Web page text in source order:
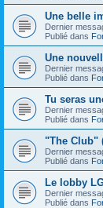
Une belle
Dernier
Publié dans
Une
Dernier
Publié dans
Tu seras
Dernier
Publié dans
"The Club"
Dernier
Publié dans
Le lobby
Dernier
Publié dans